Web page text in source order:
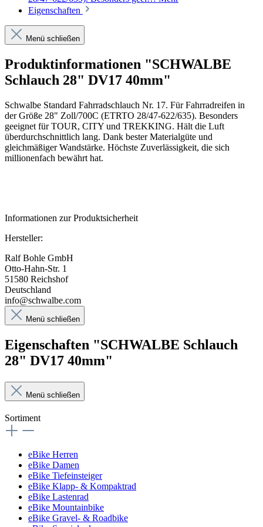
Eigenschaften
Menü schließen
Produktinformationen "SCHWALBE
Schlauch 28" DV17 40mm"
Schwalbe Standard Fahrradschlauch Nr. 17. Für Fahrradreifen in
der Größe 28" Zoll/700C (ETRTO 28/47-622/635). Besonders
geeignet für TOUR, CITY und TREKKING. Hält die Luft
überdurchschnittlich lang. Dank bester Materialgüte und
gleichmäßiger Wandstärke. Höchste Zuverlässigkeit, die sich
millionenfach bewährt hat.
Informationen zur Produktsicherheit
Hersteller:
Ralf Bohle GmbH
Otto-Hahn-Str. 1
51580 Reichshof
Deutschland
info@schwalbe.com
Menü schließen
Eigenschaften "SCHWALBE Schlauch
28" DV17 40mm"
Menü schließen
Sortiment
eBike Herren
eBike Damen
eBike Tiefeinsteiger
eBike Klapp- & Kompaktrad
eBike Lastenrad
eBike Mountainbike
eBike Gravel- & Roadbike